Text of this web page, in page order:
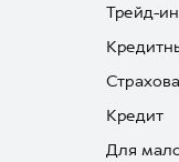
Трейд-ин
Кредит
Для